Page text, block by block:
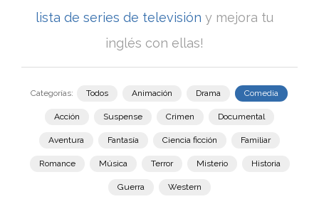
lista de series de televisión y mejora tu
inglés con ellas!
Categorías: Todos Animación Drama Comedia
Acción Suspense Crimen Documental
Aventura Fantasía Ciencia ficción Familiar
Romance Música Terror Misterio Historia
Guerra Western